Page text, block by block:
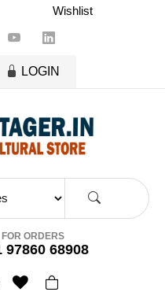
Wishlist
LOGIN
FOR ORDERS
97860 68908